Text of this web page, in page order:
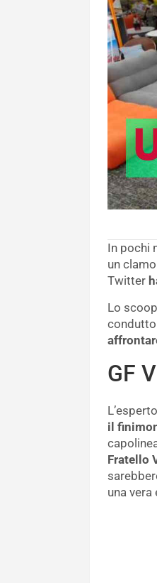
In pochi
un
Twitter
Lo
GF
il
Fratello
una